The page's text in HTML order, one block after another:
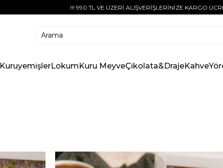
!!! 990 TL VE ÜZERİ ALIŞVERİŞLERİNİZE KARGO
KuruyemişlerLokumKuru MeyveÇikolata&DrajeKahve